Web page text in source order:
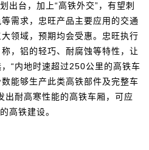
台，加上“高铁外交”，有望刺
需求，忠旺产品主要应用的交通
领域，预期均会受惠。忠旺执行
，铝的轻巧、耐腐蚀等特性，让
“内地时速超过250公里的高铁车
能够生产此类高铁部件及完整车
出耐高寒性能的高铁车厢，可应
高铁建设。